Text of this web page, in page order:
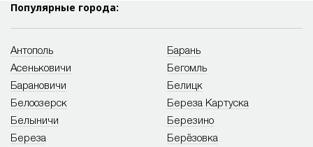
Популярные города:
Антополь
Асеньковичи
Барановичи
Барань
Бегомль
Белицк
Белоозерск
Белыничи
Береза
Береза Картуска
Березино
Берёзовка